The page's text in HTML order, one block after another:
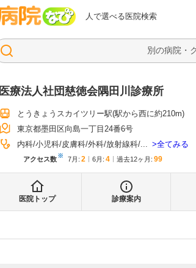
人で選べる医院検索
病院なび
医療法人社団慈徳会隅田川診療所
とうきょうスカイツリー駅(駅から西に約210m)
東京都墨田区向島一丁目24番6号
内科 小児科 皮膚科 外科 放射線科 ... 全てみる
アクセス数※ 7月 : 2 6月 : 4 過去12ヶ月: 99
医院トップ 診療案内